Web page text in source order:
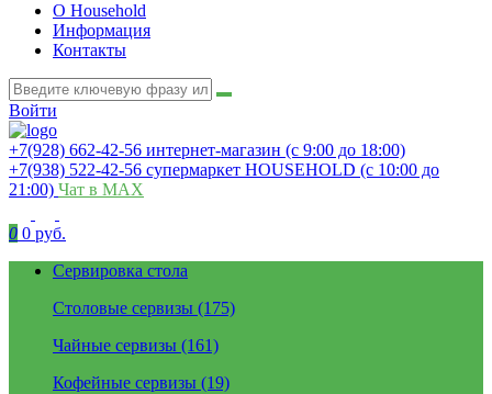
О Household
Информация
Контакты
Войти
+7(928) 662-42-56 интернет-магазин (с 9:00 до 18:00)
+7(938) 522-42-56 супермаркет HOUSEHOLD (с 10:00 до
21:00) Чат в MAX
0 0 руб.
Сервировка стола
Столовые сервизы (175)
Чайные сервизы (161)
Кофейные сервизы (19)